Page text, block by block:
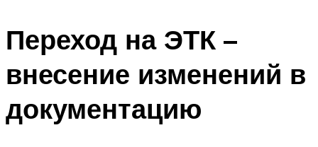
Переход на ЭТК –
внесение изменений в
документацию